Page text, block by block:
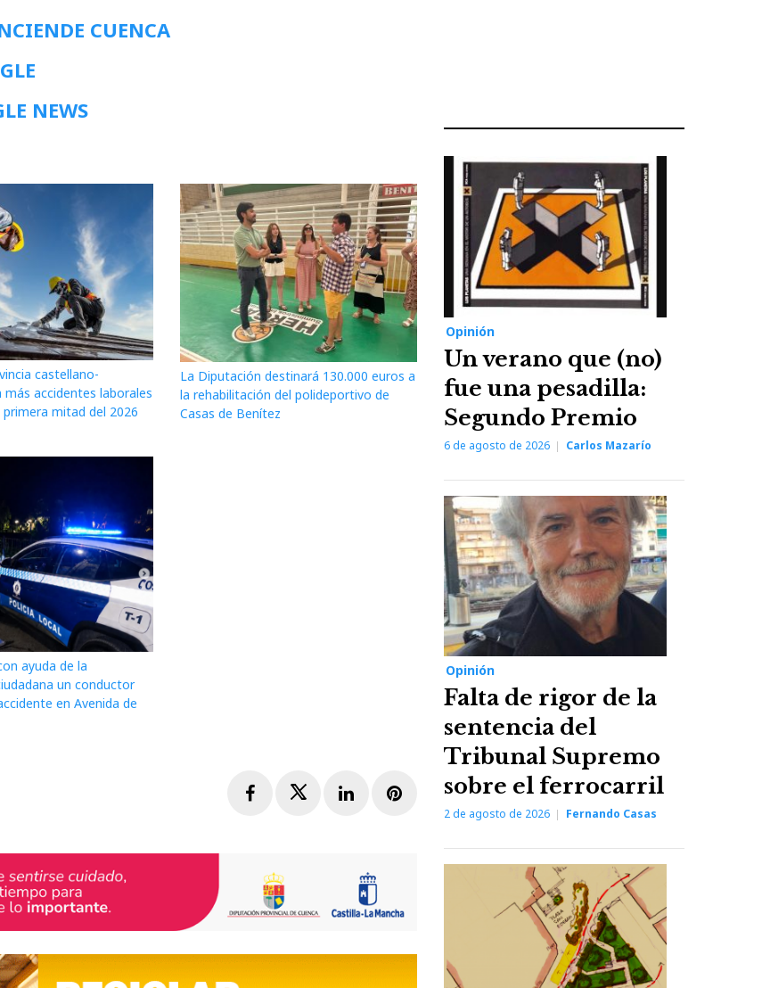
CUENCA
NEWS
castellano-
más accidentes laborales
mitad del 2026
La Diputación destinará 130.000 euros a
la rehabilitación del polideportivo de
Casas de Benítez
ayuda de la
un conductor
en Avenida de
FacebookTwitterLinkedInPinterest
Opinión
Un verano que (no)
fue una pesadilla:
Segundo Premio
6 de agosto de 2026 Carlos Mazarío
Opinión
Falta de rigor de la
sentencia del
Tribunal Supremo
sobre el ferrocarril
2 de agosto de 2026 Fernando Casas